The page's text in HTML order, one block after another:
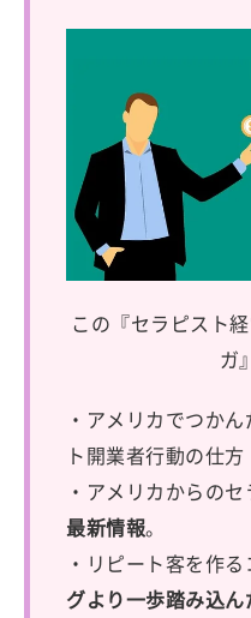
この『セラピスト
ガ
・アメリカでつかん
ト開業者行動の仕方
・アメリカからの
最新情報。
・リピート客を作
グより一歩踏み込ん